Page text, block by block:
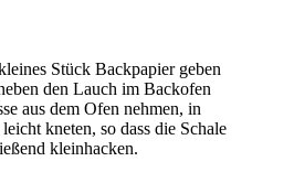
Stück Backpapier geben
den Lauch im Backofen
aus dem Ofen nehmen, in
kneten, so dass die Schale
kleinhacken.